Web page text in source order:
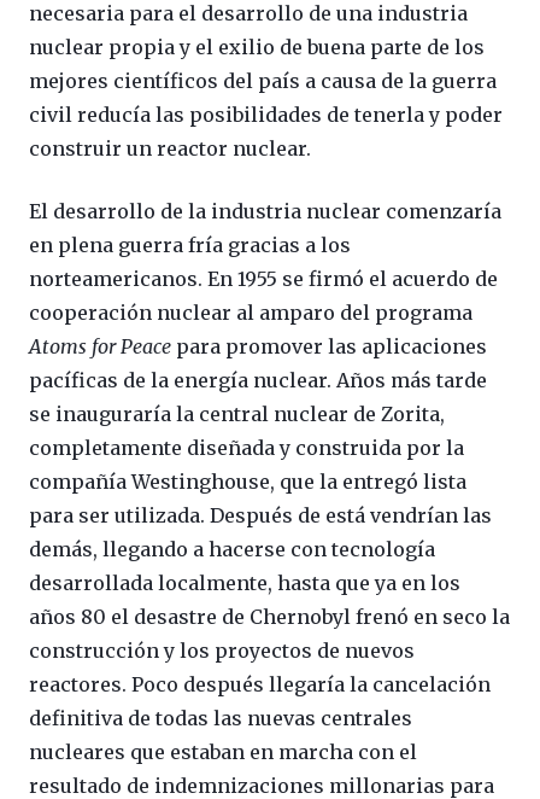
necesaria para el desarrollo de una industria
nuclear propia y el exilio de buena parte de los
mejores científicos del país a causa de la guerra
civil reducía las posibilidades de tenerla y poder
construir un reactor nuclear.
El desarrollo de la industria nuclear comenzaría
en plena guerra fría gracias a los
norteamericanos. En 1955 se firmó el acuerdo de
cooperación nuclear al amparo del programa
Atoms for Peace para promover las aplicaciones
pacíficas de la energía nuclear. Años más tarde
se inauguraría la central nuclear de Zorita,
completamente diseñada y construida por la
compañía Westinghouse, que la entregó lista
para ser utilizada. Después de está vendrían las
demás, llegando a hacerse con tecnología
desarrollada localmente, hasta que ya en los
años 80 el desastre de Chernobyl frenó en seco la
construcción y los proyectos de nuevos
reactores. Poco después llegaría la cancelación
definitiva de todas las nuevas centrales
nucleares que estaban en marcha con el
resultado de indemnizaciones millonarias para